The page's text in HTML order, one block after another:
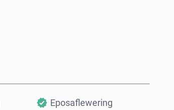
Eposaflewering